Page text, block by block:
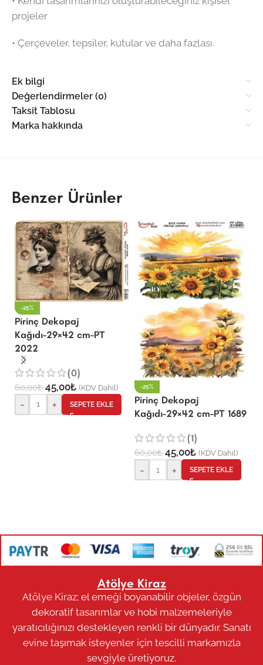
projeler
•⁠ ⁠Çerçeveler, tepsiler, kutular ve daha fazlası.
Ek bilgi
Değerlendirmeler (0)
Taksit Tablosu
Marka hakkında
Benzer Ürünler
-25%
Pirinç Dekopaj
Kağıdı-29×42 cm-PT
2022
(0)
60,00₺ 45,00₺ (KDV Dahil)
- + SEPETE EKLE
-25%
Pirinç Dekopaj
Kağıdı-29×42 cm-PT 1689
(1)
60,00₺ 45,00₺ (KDV Dahil)
- + SEPETE EKLE
Atölye Kiraz
Atölye Kiraz; el emeği boyanabilir objeler, özgün
dekoratif tasarımlar ve hobi malzemeleriyle
yaratıcılığınızı destekleyen renkli bir dünyadır. Sanatı
evine taşımak isteyenler için tescilli markamızla
sevgiyle üretiyoruz.